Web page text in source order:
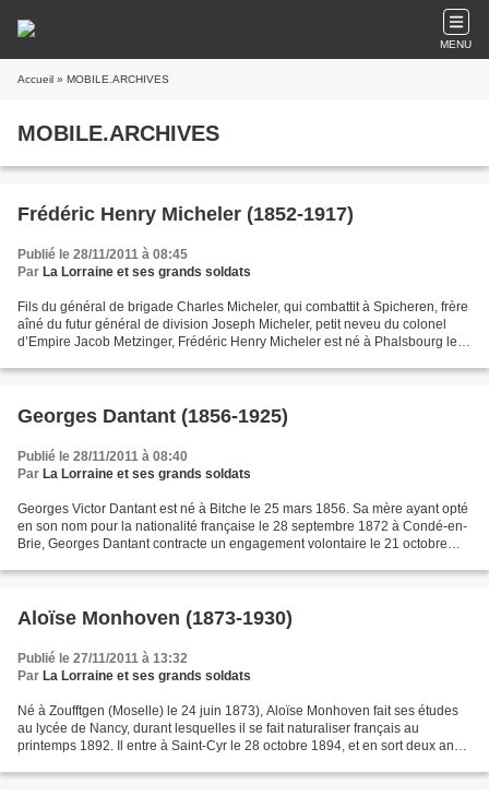
MENU
Accueil » MOBILE.ARCHIVES
MOBILE.ARCHIVES
Frédéric Henry Micheler (1852-1917)
Publié le 28/11/2011 à 08:45
Par La Lorraine et ses grands soldats
Fils du général de brigade Charles Micheler, qui combattit à Spicheren, frère
aîné du futur général de division Joseph Micheler, petit neveu du colonel
d’Empire Jacob Metzinger, Frédéric Henry Micheler est né à Phalsbourg le
Georges Dantant (1856-1925)
Publié le 28/11/2011 à 08:40
Par La Lorraine et ses grands soldats
Georges Victor Dantant est né à Bitche le 25 mars 1856. Sa mère ayant opté
en son nom pour la nationalité française le 28 septembre 1872 à Condé-en-
Brie, Georges Dantant contracte un engagement volontaire le 21 octobre
Aloïse Monhoven (1873-1930)
Publié le 27/11/2011 à 13:32
Par La Lorraine et ses grands soldats
Né à Zoufftgen (Moselle) le 24 juin 1873), Aloïse Monhoven fait ses études
au lycée de Nancy, durant lesquelles il se fait naturaliser français au
printemps 1892. Il entre à Saint-Cyr le 28 octobre 1894, et en sort deux ans